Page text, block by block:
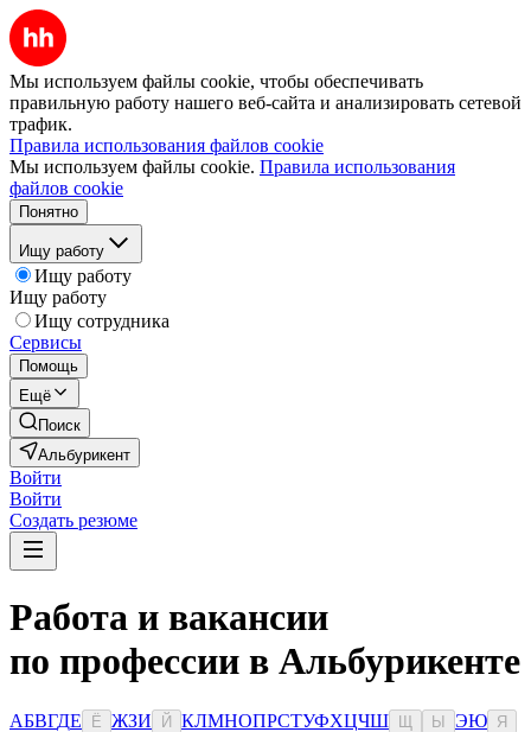
Мы используем файлы cookie, чтобы обеспечивать
правильную работу нашего веб-сайта и анализировать сетевой
трафик.
Правила использования файлов cookie
Мы используем файлы cookie. Правила использования
файлов cookie
Понятно
Ищу работу
Ищу работу
Ищу работу
Ищу сотрудника
Сервисы
Помощь
Ещё
Поиск
Альбурикент
Войти
Войти
Создать резюме
Работа и вакансии
по профессии в Альбурикенте
АБВГДЕ Ё ЖЗИ Й КЛМНОПРСТУФХЦЧШ Ы ЭЮ Я